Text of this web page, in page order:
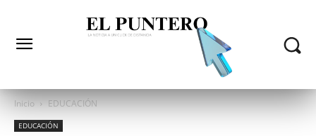
Inicio EDUCACIÓN
EDUCACIÓN